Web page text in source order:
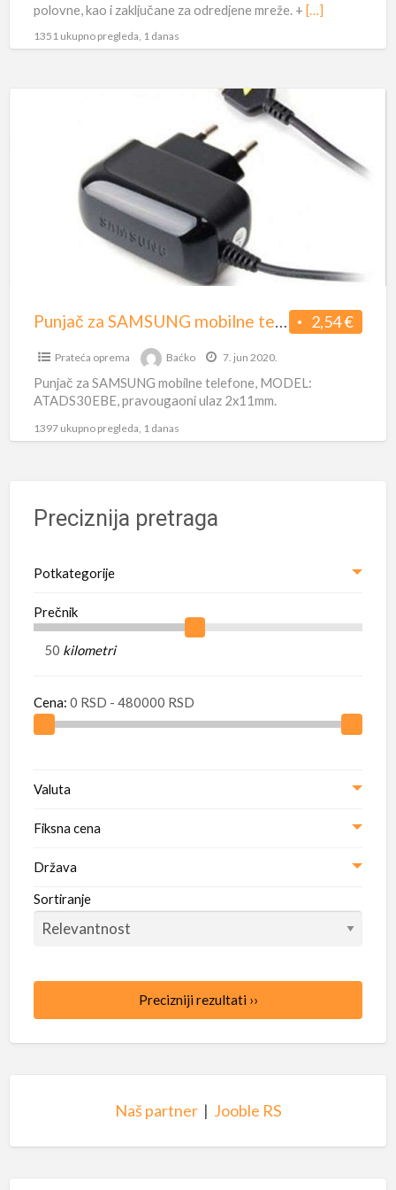
polovne, kao i zaključane za odredjene mreže. + […]
1351 ukupno pregleda, 1 danas
2,54 €
Punjač za SAMSUNG mobilne telefone
Prateća oprema Baćko 7. jun 2020.
Punjač za SAMSUNG mobilne telefone, MODEL:
ATADS30EBE, pravougaoni ulaz 2x11mm.
1397 ukupno pregleda, 1 danas
Preciznija pretraga
Potkategorije
Prečnik
kilometri
Cena:
Valuta
Fiksna cena
Država
Sortiranje
Precizniji rezultati ››
Naš partner| Jooble RS